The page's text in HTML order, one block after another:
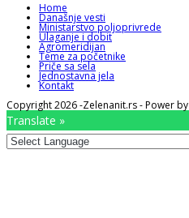
Home
Današnje vesti
Ministarstvo poljoprivrede
Ulaganje i dobit
Agromeridijan
Teme za početnike
Priče sa sela
Jednostavna jela
Kontakt
Copyright 2026 -Zelenanit.rs - Power by
Translate »